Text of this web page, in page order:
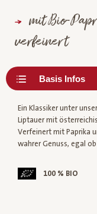
mit Bio-
verfeinert
Ein Klassiker unter
Liptauer mit
Verfeinert mit Paprika
wahrer Genuss, egal
100 % BIO